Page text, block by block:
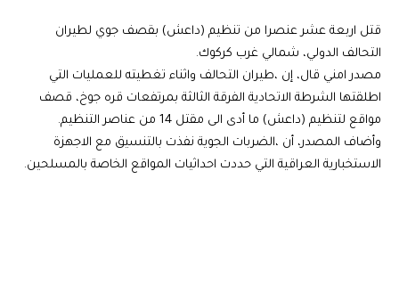
قتل اربعة عشر عنصرا من تنظيم (داعش) بقصف جوي لطيران
التحالف الدولي، شمالي غرب كركوك.
مصدر امني قال، إن ،طيران التحالف واثناء تغطيته للعمليات التي
اطلقتها الشرطة الاتحادية الفرقة الثالثة بمرتفعات قره جوخ، قصف
مواقع لتنظيم (داعش) ما أدى الى مقتل 14 من عناصر التنظيم.
وأضاف المصدر، أن ،الضربات الجوية نفذت بالتنسيق مع الاجهزة
الاستخبارية العراقية التي حددت احداثيات المواقع الخاصة بالمسلحين.